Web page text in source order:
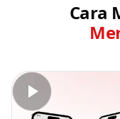
Cara